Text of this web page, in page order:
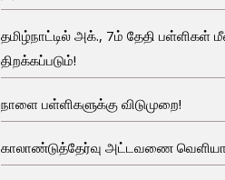
தமிழ்நாட்டில் அக்., 7ம் தேதி பள்ளிகள்
திறக்கப்படும்!
நாளை பள்ளிகளுக்கு விடுமுறை!
காலாண்டுத்தேர்வு அட்டவணை